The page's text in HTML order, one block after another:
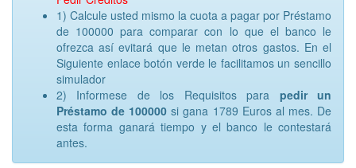
1) Calcule usted mismo la cuota a pagar por Préstamo
de 100000 para comparar con lo que el banco le
ofrezca así evitará que le metan otros gastos. En el
Siguiente enlace botón verde le facilitamos un sencillo
simulador
2) Informese de los Requisitos para pedir un
Préstamo de 100000si gana 1789 Euros al mes. De
esta forma ganará tiempo y el banco le contestará
antes.